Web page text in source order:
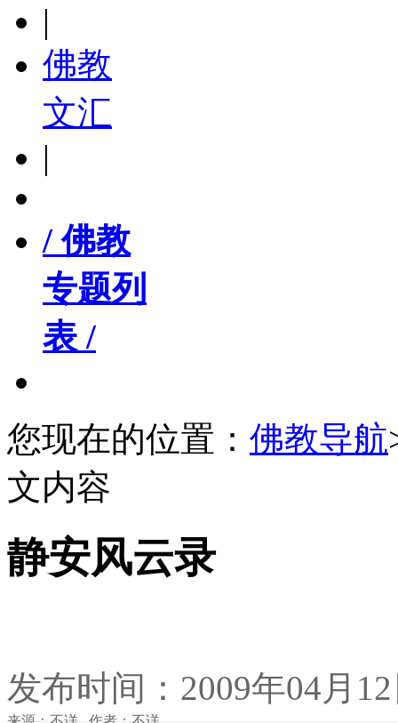
|
佛教
文汇
|
/ 佛教
专题列
表 /
您现在的位置： 佛教导航
文内容
静安风云录
发布时间：2009年04月